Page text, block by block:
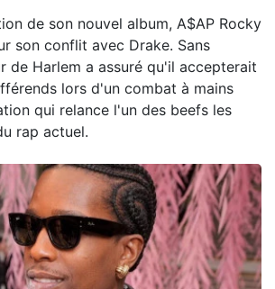
de son nouvel album, A$AP Rocky
son conflit avec Drake. Sans
de Harlem a assuré qu'il accepterait
lors d'un combat à mains
qui relance l'un des beefs les
rap actuel.